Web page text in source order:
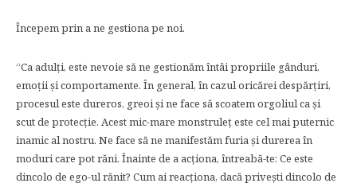
Începem prin a ne gestiona pe noi.
“Ca adulți, este nevoie să ne gestionăm întâi propriile gânduri,
emoții și comportamente. În general, în cazul oricărei despărțiri,
procesul este dureros, greoi și ne face să scoatem orgoliul ca și
scut de protecție. Acest mic-mare monstruleț este cel mai puternic
inamic al nostru. Ne face să ne manifestăm furia și durerea în
moduri care pot răni. Înainte de a acționa, întreabă-te: Ce este
dincolo de ego-ul rănit? Cum ai reacționa, dacă privești dincolo de